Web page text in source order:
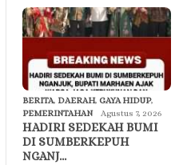
BERITA, DAERAH, GAYA HIDUP,
PEMERINTAHAN
Agustus 7, 2026
HADIRI SEDEKAH BUMI
DI SUMBERKEPUH
NGANJ…